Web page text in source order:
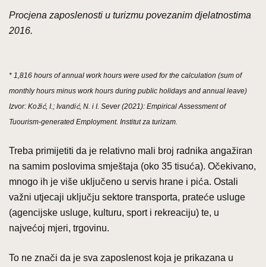
Procjena zaposlenosti u turizmu povezanim djelatnostima
2016.
* 1,816 hours of annual work hours were used for the calculation (sum of
monthly hours minus work hours during public holidays and annual leave)
Izvor: Kožić, I.; Ivandić, N. i I. Sever (2021): Empirical Assessment of
Tuourism-generated Employment. Institut za turizam.
Treba primijetiti da je relativno mali broj radnika angažiran
na samim poslovima smještaja (oko 35 tisuća). Očekivano,
mnogo ih je više uključeno u servis hrane i pića. Ostali
važni utjecaji uključju sektore transporta, prateće usluge
(agencijske usluge, kulturu, sport i rekreaciju) te, u
najvećoj mjeri, trgovinu.
To ne znači da je sva zaposlenost koja je prikazana u